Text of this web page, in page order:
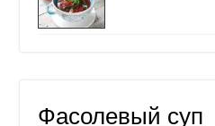
Фасолевый суп